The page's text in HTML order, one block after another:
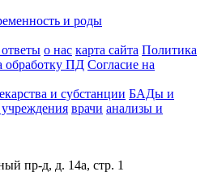
и роды
о нас карта сайта Политика
обработку ПД Согласие на
и субстанции БАДы и
врачи анализы и
пр-д, д. 14а, стр. 1